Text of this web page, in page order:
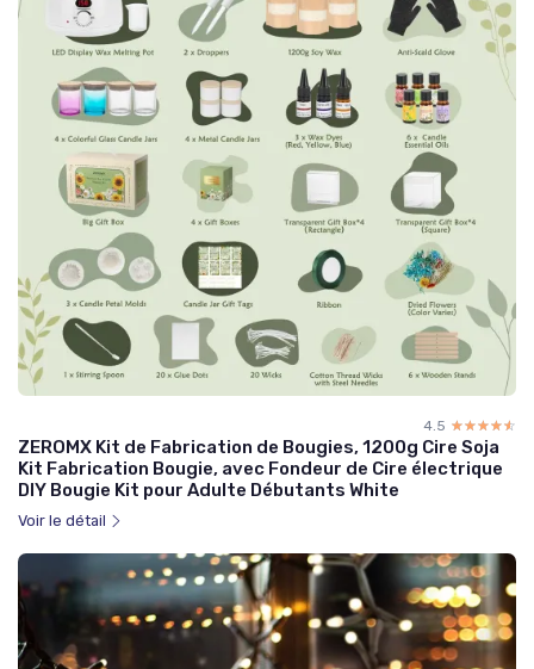
4.5 ☆☆☆☆☆
★★★★★
ZEROMX Kit de Fabrication de Bougies, 1200g Cire Soja
Kit Fabrication Bougie, avec Fondeur de Cire électrique
DIY Bougie Kit pour Adulte Débutants White
Voir le détail